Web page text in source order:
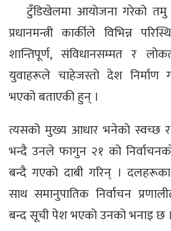
टुँडिखेलमा आयोजना गरेको तमु
प्रधानमन्त्री कार्कीले विभिन्न
शान्तिपूर्ण, संविधानसम्मत र
युवाहरूले चाहेजस्तो देश निर्माण
भएको बताएकी हुन् ।
त्यसको मुख्य आधार भनेको स्वच्छ र
भन्दै उनले फागुन २१ को
बन्दै गएको दाबी गरिन् ।
साथ समानुपातिक निर्वाचन
बन्द सूची पेश भएको उनको भनाइ छ ।